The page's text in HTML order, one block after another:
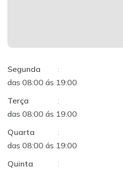
Segunda
:
das 08:00 ás 19:00
Terça
:
das 08:00 ás 19:00
Quarta
:
das 08:00 ás 19:00
Quinta
: